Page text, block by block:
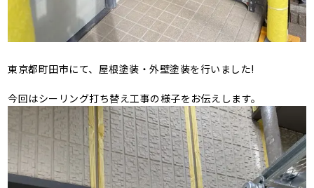
東京都町田市にて、屋根塗装・外壁塗装を行いました!
今回はシーリング打ち替え工事の様子をお伝えします。